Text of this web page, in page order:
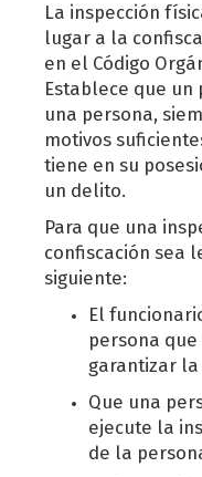
La inspección
lugar a la
en el Código
Establece que
una persona,
motivos
tiene en su
un delito.
Para que una
confiscación sea
siguiente:
El
persona
garantizar la
Que una
ejecute la
de la